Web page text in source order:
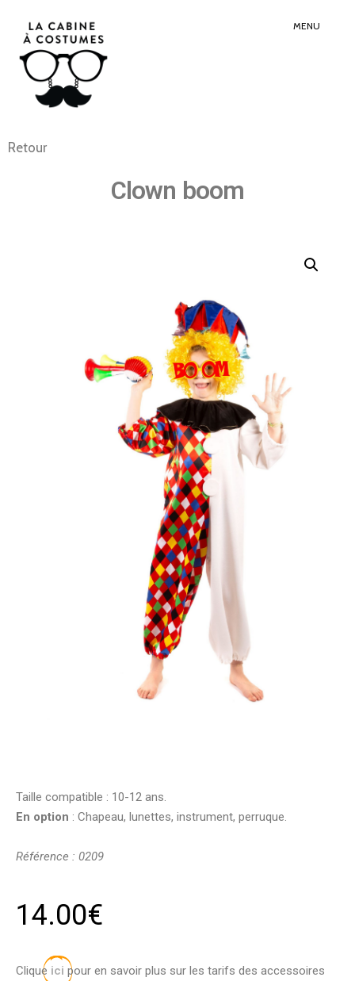
MENU
Retour
Clown boom
Taille compatible : 10-12 ans.
En option : Chapeau, lunettes, instrument, perruque.
Référence : 0209
14.00€
Clique ici pour en savoir plus sur les tarifs des accessoires